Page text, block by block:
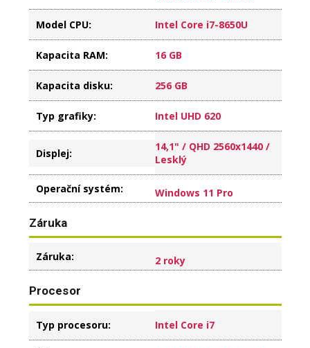
Model CPU: Intel Core i7-8650U
Kapacita RAM: 16 GB
Kapacita disku: 256 GB
Typ grafiky: Intel UHD 620
Displej:
14,1" / QHD 2560x1440 /
Lesklý
Operační systém: Windows 11 Pro
Záruka
Záruka: 2 roky
Procesor
Typ procesoru: Intel Core i7